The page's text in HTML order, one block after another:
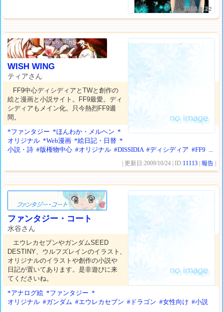
2010.8.22
WISH WING
ティアさん
FF9中心ディシディアとTWと創作の
絵と漫画と小説サイト。FF9最愛。ディ
シディアもメイン化。只今熱烈FF9週
間。
*ファンタジー *ほんわか・メルヘン *
オリジナル *Web漫画 *絵日記・日替 *
小説・詩 #版権物中心 #オリジナル #DISSIDIA #ディシディア #FF9 ...
| 更新日:2009/10/24 | ID:11113 |報告
ファンタジー・コート
水谷さん
エウレカセブンやガンダムSEED
DESTINY、ウルフズレインのイラスト,
オリジナルのイラストや創作の小説や
日記が置いてあります。是非遊びに来
てくださいね。
*アナログ絵 *ファンタジー *
オリジナル #ガンダム #エウレカセブン #ドラゴン #女性向け #小説